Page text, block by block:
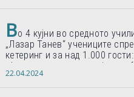
Во 4 кујни во средното
„Лазар Танев“ учениците
кетеринг и за над 1.000 гости:
„Формиравме компанија и
по светски стандарди“
22.04.2024